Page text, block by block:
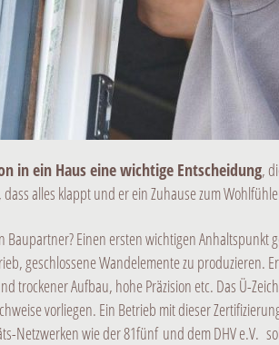
in ein Haus eine wichtige Entscheidung,
alles klappt und er ein Zuhause zum
Einen ersten wichtigen Anhaltspunkt
geschlossene Wandelemente zu produzieren.
trockener Aufbau, hohe Präzision etc. Das Ü-
vorliegen. Ein Betrieb mit dieser
Netzwerken wie der 81fünf und dem DHV e.V.